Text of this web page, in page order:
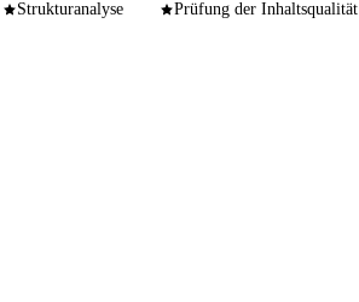
Strukturanalyse Prüfung der Inhaltsqualität